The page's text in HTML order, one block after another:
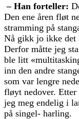
– Han forteller:
Den ene åren fløt
stramming på
Nå gikk jo ikke det
Derfor måtte jeg
ble litt
inn den andre
som var lengre
fløyt nedover.
jeg meg endelig i
på singel- harling.